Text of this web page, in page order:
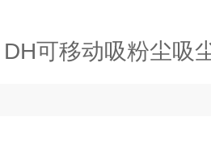
DH可移动吸粉尘吸